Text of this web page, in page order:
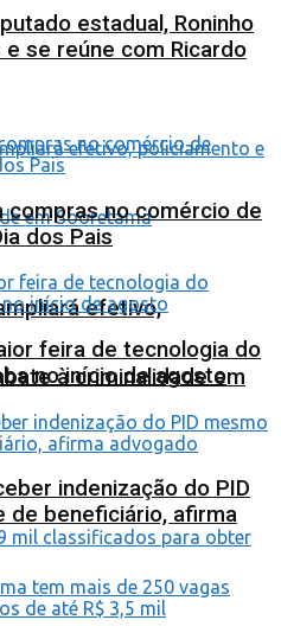
efetivo,
à criminalidade em
estadual, Roninho
se reúne com Ricardo
compras no comércio de
dos Pais
feira de tecnologia do
no início de agosto
indenização do PID
de beneficiário, afirma